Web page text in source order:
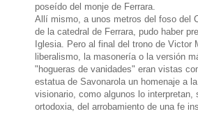
poseído del monje de Ferrara.
Allí mismo, a unos metros del foso del
de la catedral de Ferrara, pudo haber
Iglesia. Pero al final del trono de Victor
liberalismo, la masonería o la versión
"hogueras de vanidades" eran vistas
estatua de Savonarola un homenaje a
visionario, como algunos lo
ortodoxia, del arrobamiento de una fe